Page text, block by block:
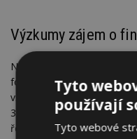
Výzkumy zájem o
Nedostatek volných
fotovoltaické elektrárny
všech zákazníků, kteří
36 % potvrdilo, že chtějí
řešit pomocí úvěru nebo
Tyto
používají
Tyto webové